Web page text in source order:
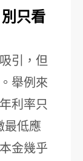
只看
引，但
舉例來
利率只
最低應
金幾乎